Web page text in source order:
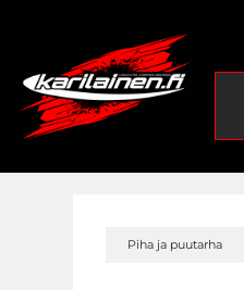
Piha ja puutarha